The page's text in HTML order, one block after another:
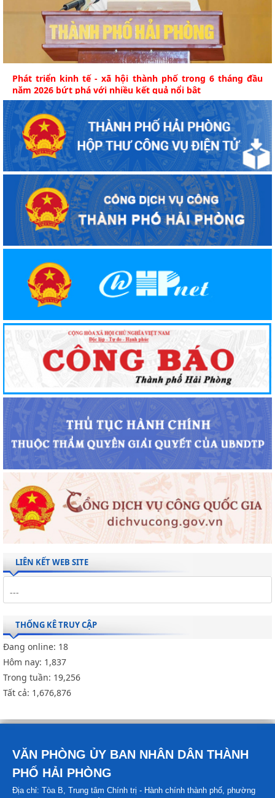
Phát triển kinh tế - xã hội thành phố trong 6 tháng đầu
năm 2026 bứt phá với nhiều kết quả nổi bật
LIÊN KẾT WEB SITE
THỐNG KÊ TRUY CẬP
Đang online: 18
Hôm nay: 1,837
Trong tuần: 19,256
Tất cả: 1,676,876
VĂN PHÒNG ỦY BAN NHÂN DÂN THÀNH
PHỐ HẢI PHÒNG
Địa chỉ: Tòa B, Trung tâm Chính trị - Hành chính thành phố, phường